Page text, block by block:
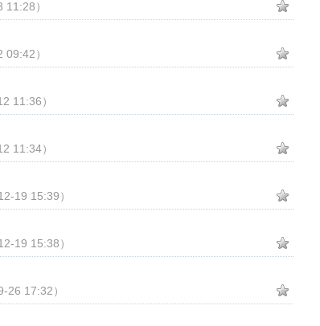
11:28）
09:42）
11:36）
11:34）
19 15:39）
19 15:38）
26 17:32）